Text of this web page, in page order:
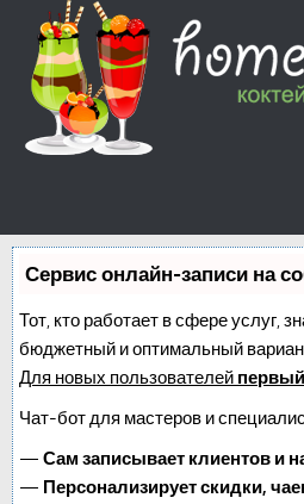
Сервис онлайн-записи на
Тот, кто работает в сфере услуг,
бюджетный и оптимальный
Для новых пользователей
Чат-бот для мастеров и
— Сам записывает клиентов и
— Персонализирует скидки,